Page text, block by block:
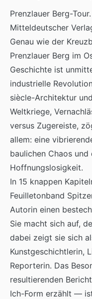
Prenzlauer Berg-
Mitteldeutscher
Genau wie der
Prenzlauer Berg im
Geschichte ist
industrielle
siècle-Architektur
Weltkriege,
versus Zugereiste,
allem: eine
baulichen Chaos
Hoffnungslosigkeit.
In 15 knappen
Feuilletonband
Autorin einen
Sie macht sich auf,
dabei zeigt sie sich
Kunstgeschichtlerin,
Reporterin. Das
resultierenden
Ich-Form erzählt —